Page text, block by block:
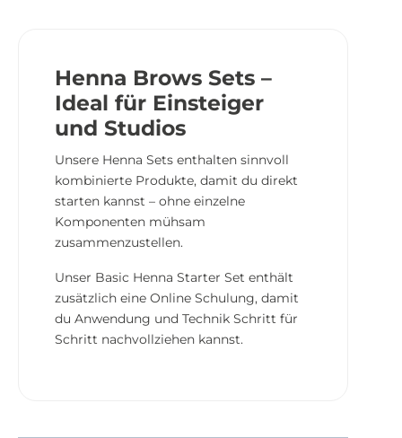
Henna Brows Sets –
Ideal für Einsteiger
und Studios
Unsere Henna Sets enthalten sinnvoll
kombinierte Produkte, damit du direkt
starten kannst – ohne einzelne
Komponenten mühsam
zusammenzustellen.
Unser Basic Henna Starter Set enthält
zusätzlich eine Online Schulung, damit
du Anwendung und Technik Schritt für
Schritt nachvollziehen kannst.